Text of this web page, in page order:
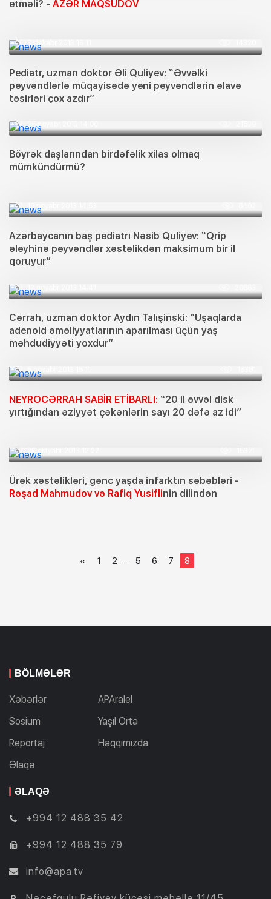
etməli? - AZƏR MAQSUDOV
Pediatr, uzman doktor Əli Quliyev: “Əvvəlki
peyvəndlərlə müqayisədə yeni peyvəndlərin əlavə
təsirləri çox azdır”
26 noyabr 2013 14:00
Böyrək daşlarından birdəfəlik xilas olmaq
mümkündürmü?
19 noyabr 2013 14:53
Azərbaycanın baş pediatrı Nəsib Quliyev: “Qrip
əleyhinə peyvəndlər xəstəlikdən maksimum bir il
qoruyur”
12 noyabr 2013 14:41
Cərrah, uzman doktor Aydın Talışinski: “Uşaqlarda
adenoid əməliyyatlarının aparılması üçün yaş
məhdudiyyəti yoxdur”
NEYROCƏRRAH SABİR ETİBARLI: “20 il əvvəl disk
yırtığından əziyyət çəkənlərin sayı 20 dəfə az idi”
29 oktyabr 2013 12:22
Ürək xəstəlikləri, gənc yaşda infarktın səbəbləri -
Rəşad Mahmudov və Rafiq Yusiflinin dilindən
« 1 2 ... 5 6 7 8
BÖLMƏLƏR
Xəbərlər
APAralel
Sosium
Yaşıl Orta
Reportaj
Haqqımızda
Əlaqə
ƏLAQƏ
+994 12 488 35 42
+994 12 488 35 79
info@apa.tv